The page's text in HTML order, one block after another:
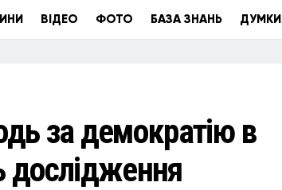
ВІДЕО ФОТО БАЗА ЗНАНЬ ДУМКИ
за демократію в
дослідження